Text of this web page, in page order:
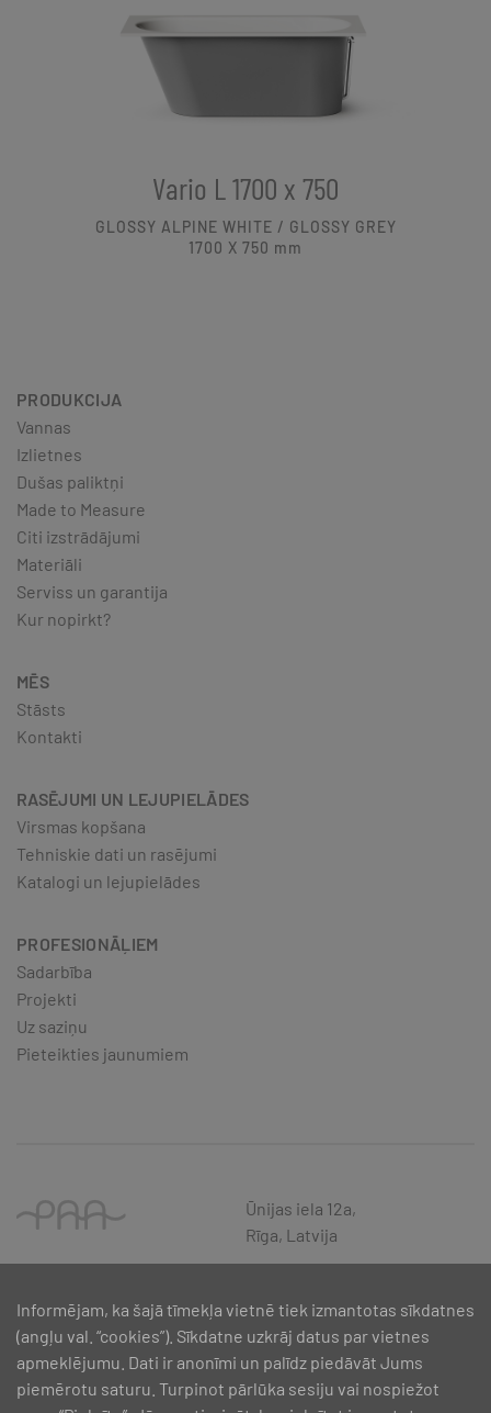
Vario L 1700 x 750
GLOSSY ALPINE WHITE / GLOSSY GREY
1700 X 750 mm
PRODUKCIJA
Vannas
Izlietnes
Dušas paliktņi
Made to Measure
Citi izstrādājumi
Materiāli
Serviss un garantija
Kur nopirkt?
MĒS
Stāsts
Kontakti
RASĒJUMI UN LEJUPIELĀDES
Virsmas kopšana
Tehniskie dati un rasējumi
Katalogi un lejupielādes
PROFESIONĀĻIEM
Sadarbība
Projekti
Uz saziņu
Pieteikties jaunumiem
Ūnijas iela 12a,
Rīga, Latvija
Informējam, ka šajā tīmekļa vietnē tiek izmantotas sīkdatnes
(angļu val. “cookies”). Sīkdatne uzkrāj datus par vietnes
apmeklējumu. Dati ir anonīmi un palīdz piedāvāt Jums
piemērotu saturu. Turpinot pārlūka sesiju vai nospiežot